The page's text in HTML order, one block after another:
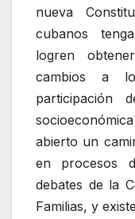
nueva
cubanos
logren
cambios a
participación
abierto un
en procesos
debates de la
Familias, y